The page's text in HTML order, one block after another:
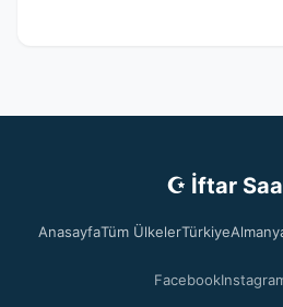
☪ İftar
AnasayfaTüm ÜlkelerTürkiye
Facebook